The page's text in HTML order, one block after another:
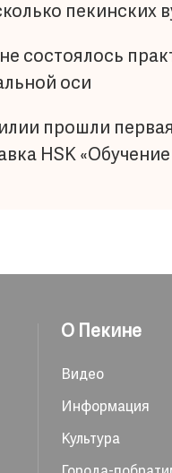
пекинских
состоялось
оси
прошли
HSK
О Пекине
Видео
Информация
Культура